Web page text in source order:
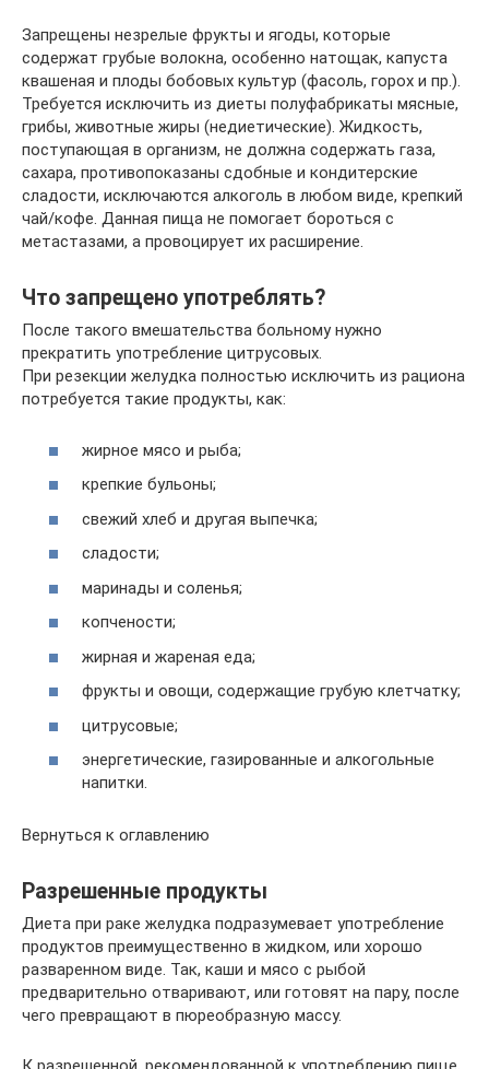
Запрещены незрелые фрукты и ягоды, которые
содержат грубые волокна, особенно натощак, капуста
квашеная и плоды бобовых культур (фасоль, горох и пр.).
Требуется исключить из диеты полуфабрикаты мясные,
грибы, животные жиры (недиетические). Жидкость,
поступающая в организм, не должна содержать газа,
сахара, противопоказаны сдобные и кондитерские
сладости, исключаются алкоголь в любом виде, крепкий
чай/кофе. Данная пища не помогает бороться с
метастазами, а провоцирует их расширение.
Что запрещено употреблять?
После такого вмешательства больному нужно
прекратить употребление цитрусовых.
При резекции желудка полностью исключить из рациона
потребуется такие продукты, как:
жирное мясо и рыба;
крепкие бульоны;
свежий хлеб и другая выпечка;
сладости;
маринады и соленья;
копчености;
жирная и жареная еда;
фрукты и овощи, содержащие грубую клетчатку;
цитрусовые;
энергетические, газированные и алкогольные
напитки.
Вернуться к оглавлению
Разрешенные продукты
Диета при раке желудка подразумевает употребление
продуктов преимущественно в жидком, или хорошо
разваренном виде. Так, каши и мясо с рыбой
предварительно отваривают, или готовят на пару, после
чего превращают в пюреобразную массу.